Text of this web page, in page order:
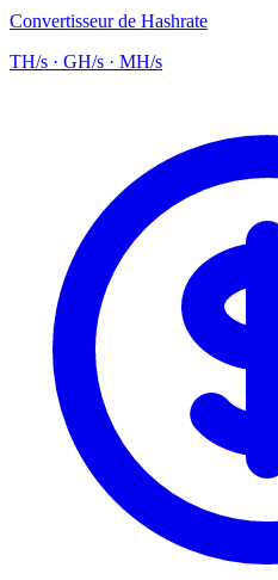
Convertisseur de Hashrate
TH/s · GH/s · MH/s